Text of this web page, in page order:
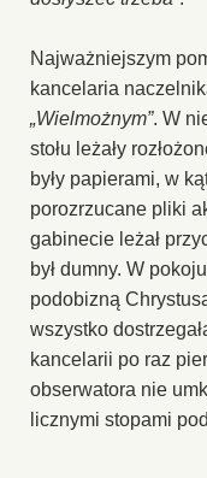
Najważniejszym
kancelaria
„Wielmożnym”. W
stołu leżały
były papierami, w
porozrzucane pliki
gabinecie leżał
był dumny. W
podobizną
wszystko
kancelarii po raz
obserwatora nie
licznymi stopami